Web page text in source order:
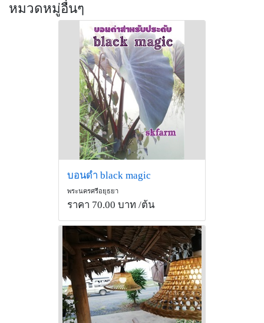
หมวดหมู่อื่นๆ
บอนดำ black magic
พระนครศรีอยุธยา
ราคา 70.00 บาท /ต้น